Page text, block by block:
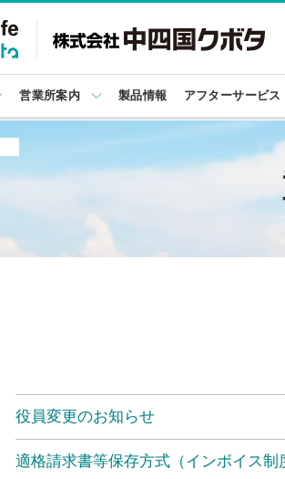
営業所案内 製品情報 アフターサービス
役員変更のお知らせ
適格請求書等保存方式（インボイス制